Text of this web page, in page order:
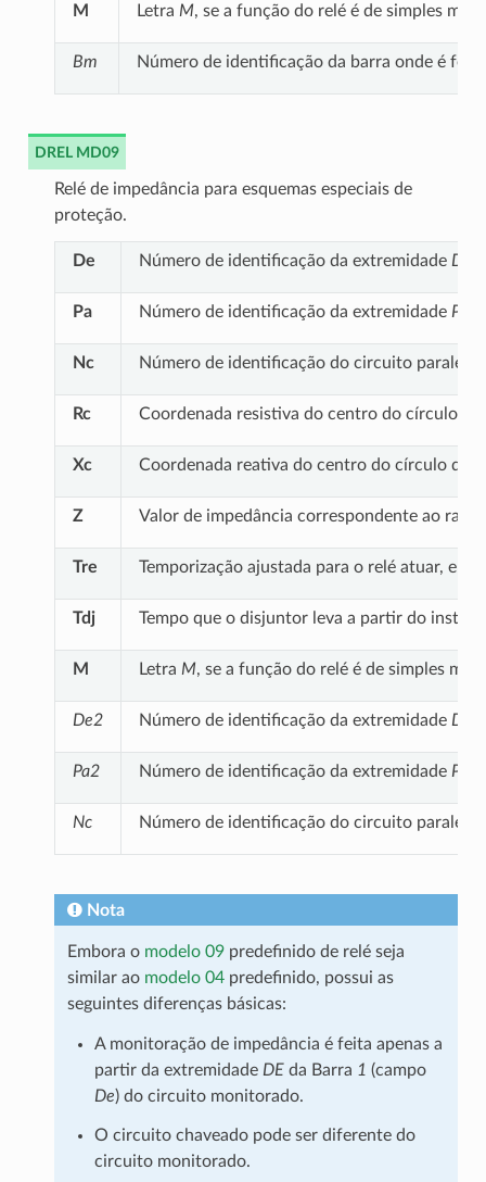
M Letra M, se a função do relé é de simples
Bm Número de identificação da barra onde é
DREL MD09
Relé de impedância para esquemas especiais de
proteção.
De Número de identificação da extremidade DE
Pa Número de identificação da extremidade
Nc Número de identificação do circuito paralelo
Rc Coordenada resistiva do centro do círculo
Xc Coordenada reativa do centro do círculo que
Z Valor de impedância correspondente ao raio
Tre Temporização ajustada para o relé atuar,
Tdj Tempo que o disjuntor leva a partir do
M Letra M, se a função do relé é de simples
De2 Número de identificação da extremidade DE
Pa2 Número de identificação da extremidade
Nc Número de identificação do circuito paralelo
Nota
Embora o modelo 09predefinido de relé seja
similar ao modelo 04predefinido, possui as
seguintes diferenças básicas:
A monitoração de impedância é feita apenas a
partir da extremidade DEda Barra 1 (campo
De) do circuito monitorado.
O circuito chaveado pode ser diferente do
circuito monitorado.